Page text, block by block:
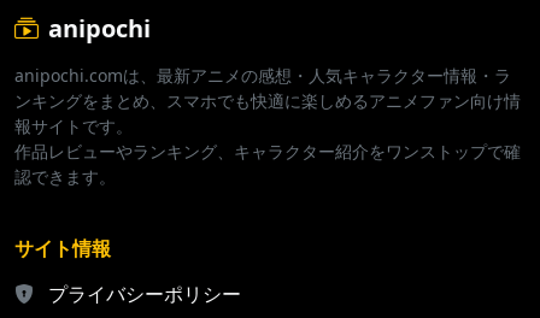
anipochi
anipochi.comは、最新アニメの感想・人気キャラクター情報・ラ
ンキングをまとめ、スマホでも快適に楽しめるアニメファン向け情
報サイトです。
作品レビューやランキング、キャラクター紹介をワンストップで確
認できます。
サイト情報
プライバシーポリシー